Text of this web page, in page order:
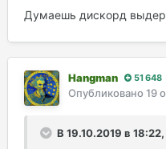
Думаешь дискорд
Hangman 51 648
Опубликовано 19
В 19.10.2019 в